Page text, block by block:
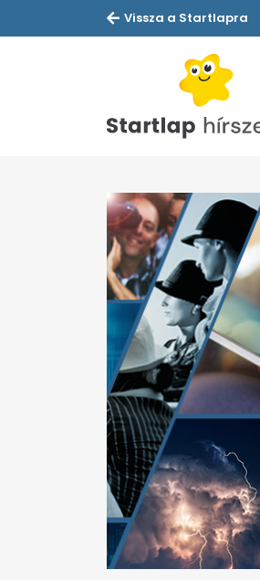
Vissza a Startlapra